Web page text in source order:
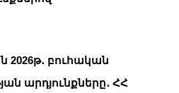
2026թ․ բուհական
արդյունքները․ ՀՀ